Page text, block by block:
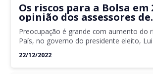
Os riscos para a Bolsa em
opinião dos assessores de
investimento da XP
Preocupação é grande com aumento do
País, no governo do presidente eleito,
22/12/2022